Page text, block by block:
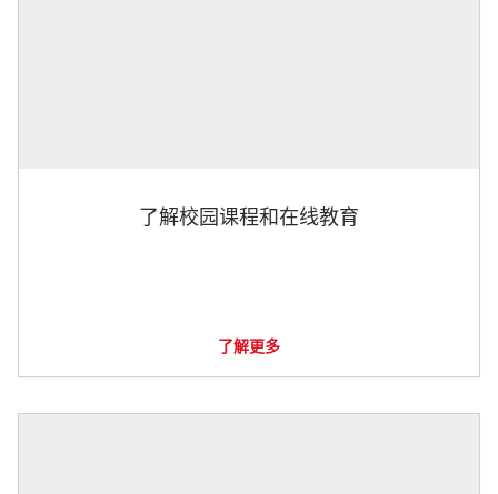
了解校园课程和在线教育
了解更多